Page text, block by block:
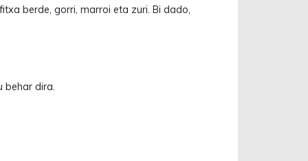
berde, gorri, marroi eta zuri. Bi dado,
behar dira.